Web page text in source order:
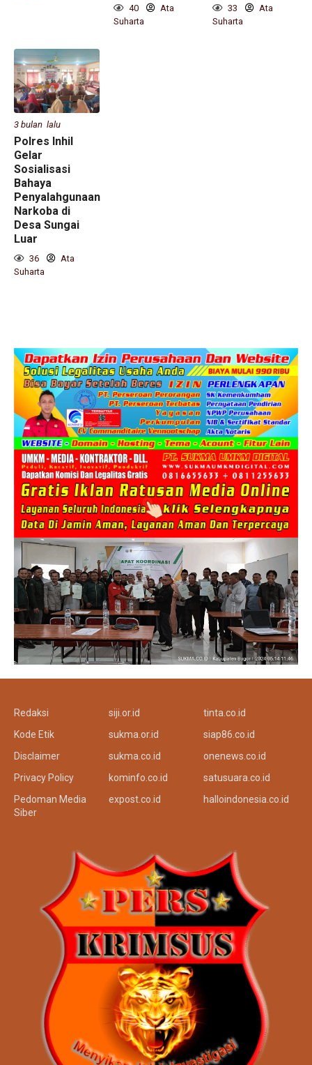
40
Ata
Suharta
33
Ata
Suharta
3 bulan lalu
Polres Inhil
Gelar
Sosialisasi
Bahaya
Penyalahgunaan
Narkoba di
Desa Sungai
Luar
36
Ata
Suharta
Redaksi
Kode Etik
Disclaimer
Privacy Policy
Pedoman Media
Siber
siji.or.id
sukma.or.id
sukma.co.id
kominfo.co.id
expost.co.id
tinta.co.id
siap86.co.id
onenews.co.id
satusuara.co.id
halloindonesia.co.id